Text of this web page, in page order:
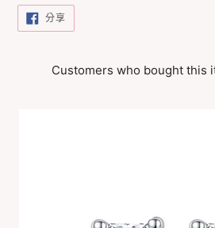
分享分
至
Customers who bought this